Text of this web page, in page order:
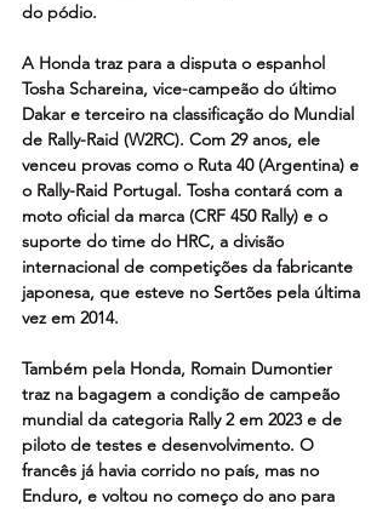
do pódio.
A Honda traz para a disputa o espanhol
Tosha Schareina, vice-campeão do último
Dakar e terceiro na classificação do Mundial
de Rally-Raid (W2RC). Com 29 anos, ele
venceu provas como o Ruta 40 (Argentina) e
o Rally-Raid Portugal. Tosha contará com a
moto oficial da marca (CRF 450 Rally) e o
suporte do time do HRC, a divisão
internacional de competições da fabricante
japonesa, que esteve no Sertões pela última
vez em 2014.
Também pela Honda, Romain Dumontier
traz na bagagem a condição de campeão
mundial da categoria Rally 2 em 2023 e de
piloto de testes e desenvolvimento. O
francês já havia corrido no país, mas no
Enduro, e voltou no começo do ano para